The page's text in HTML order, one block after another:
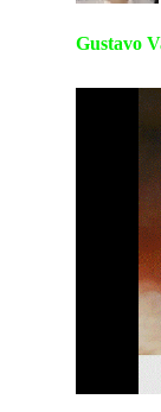
Gustavo